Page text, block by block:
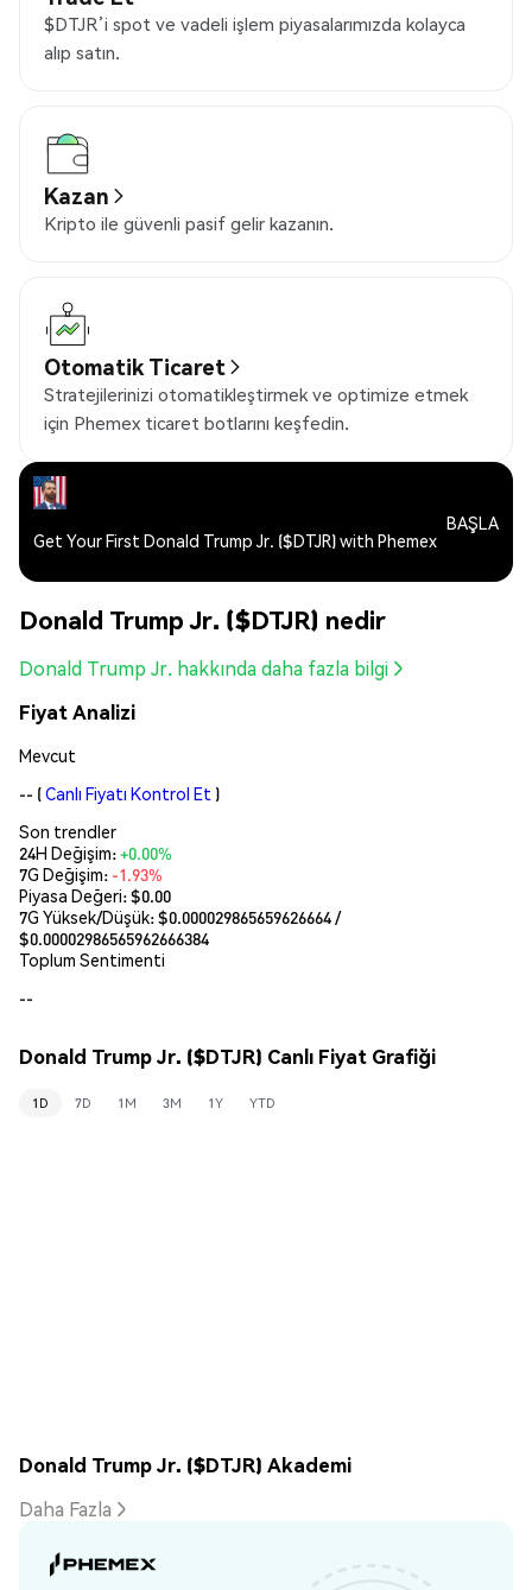
$DTJR’i spot ve vadeli işlem piyasalarımızda kolayca
alıp satın.
Kazan
Kripto ile güvenli pasif gelir kazanın.
Otomatik Ticaret
Stratejilerinizi otomatikleştirmek ve optimize etmek
için Phemex ticaret botlarını keşfedin.
Get Your First Donald Trump Jr. ($DTJR) with Phemex
BAŞLA
Donald Trump Jr. ($DTJR) nedir
Donald Trump Jr. hakkında daha fazla bilgi
Fiyat Analizi
Mevcut
-- (Canlı Fiyatı Kontrol Et )
Son trendler
24H Değişim:+0.00%
7G Değişim: -1.93%
Piyasa Değeri:$0.00
7G Yüksek/Düşük: $0.000029865659626664/
$0.00002986565962666384
Toplum Sentimenti
--
Donald Trump Jr. ($DTJR) Canlı Fiyat Grafiği
1D 7D 1M 3M 1Y YTD
Donald Trump Jr. ($DTJR) Akademi
Daha Fazla